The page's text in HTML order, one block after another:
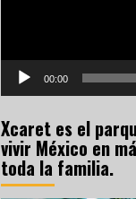
00:00
Xcaret es el
vivir México en
toda la familia.